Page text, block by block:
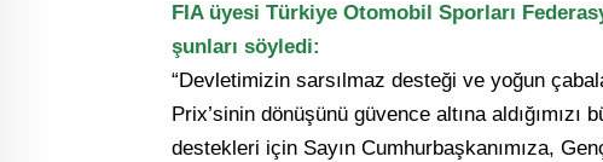
FIA üyesi Türkiye Otomobil Sporları
şunları söyledi:
“Devletimizin sarsılmaz desteği ve yoğun
Prix’sinin dönüşünü güvence altına
destekleri için Sayın Cumhurbaşkanımıza,